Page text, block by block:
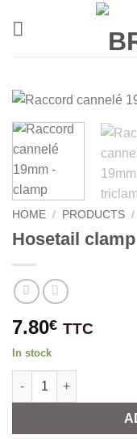
HOME / PRODUCTS /
Hosetail
7.80€ TTC
In stock
Hosetail clamp DN19/
Alternative: